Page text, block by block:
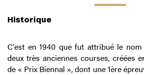
Historique
C'est en 1940 que fut attribué le
deux très anciennes courses, créées
de « Prix Biennal », dont une 1ère